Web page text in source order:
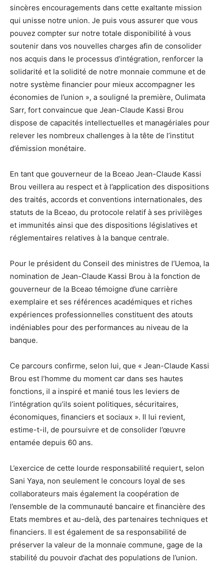
sincères encouragements dans cette exaltante mission
qui unisse notre union. Je puis vous assurer que vous
pouvez compter sur notre totale disponibilité à vous
soutenir dans vos nouvelles charges afin de consolider
nos acquis dans le processus d’intégration, renforcer la
solidarité et la solidité de notre monnaie commune et de
notre système financier pour mieux accompagner les
économies de l’union », a souligné la première, Oulimata
Sarr, fort convaincue que Jean-Claude Kassi Brou
dispose de capacités intellectuelles et managériales pour
relever les nombreux challenges à la tête de l’institut
d’émission monétaire.
En tant que gouverneur de la Bceao Jean-Claude Kassi
Brou veillera au respect et à l’application des dispositions
des traités, accords et conventions internationales, des
statuts de la Bceao, du protocole relatif à ses privilèges
et immunités ainsi que des dispositions législatives et
réglementaires relatives à la banque centrale.
Pour le président du Conseil des ministres de l’Uemoa, la
nomination de Jean-Claude Kassi Brou à la fonction de
gouverneur de la Bceao témoigne d’une carrière
exemplaire et ses références académiques et riches
expériences professionnelles constituent des atouts
indéniables pour des performances au niveau de la
banque.
Ce parcours confirme, selon lui, que « Jean-Claude Kassi
Brou est l’homme du moment car dans ses hautes
fonctions, il a inspiré et manié tous les leviers de
l’intégration qu’ils soient politiques, sécuritaires,
économiques, financiers et sociaux ». Il lui revient,
estime-t-il, de poursuivre et de consolider l’œuvre
entamée depuis 60 ans.
L’exercice de cette lourde responsabilité requiert, selon
Sani Yaya, non seulement le concours loyal de ses
collaborateurs mais également la coopération de
l’ensemble de la communauté bancaire et financière des
Etats membres et au-delà, des partenaires techniques et
financiers. Il est également de sa responsabilité de
préserver la valeur de la monnaie commune, gage de la
stabilité du pouvoir d’achat des populations de l’union.